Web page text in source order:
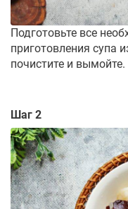
Подготовьте все
приготовления супа
почистите и вымойте.
Шаг 2